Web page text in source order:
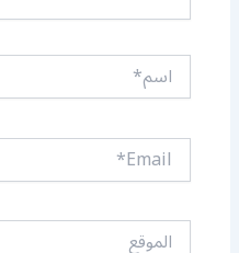
اسم*
Email*
الموقع